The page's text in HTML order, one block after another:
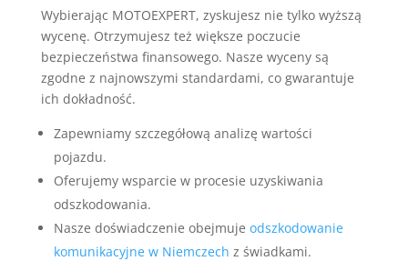
Wybierając MOTOEXPERT, zyskujesz nie tylko wyższą
wycenę. Otrzymujesz też większe poczucie
bezpieczeństwa finansowego. Nasze wyceny są
zgodne z najnowszymi standardami, co gwarantuje
ich dokładność.
Zapewniamy szczegółową analizę wartości
pojazdu.
Oferujemy wsparcie w procesie uzyskiwania
odszkodowania.
Nasze doświadczenie obejmuje odszkodowanie
komunikacyjne w Niemczech z świadkami.